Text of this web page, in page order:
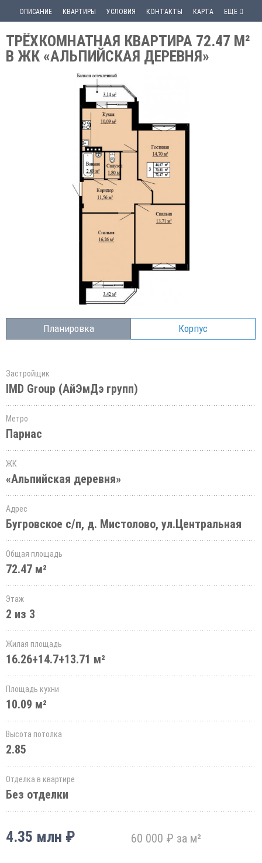
ОПИСАНИЕ КВАРТИРЫ УСЛОВИЯ КОНТАКТЫ КАРТА ЕЩЕ
ТРЁХКОМНАТНАЯ КВАРТИРА 72.47 М²
В ЖК «АЛЬПИЙСКАЯ ДЕРЕВНЯ»
Планировка Корпус
Застройщик
IMD Group (АйЭмДэ групп)
Метро
Парнас
ЖК
«Альпийская деревня»
Адрес
Бугровское с/п, д. Мистолово, ул.Центральная
Общая площадь
72.47 м²
Этаж
2 из 3
Жилая площадь
16.26+14.7+13.71 м²
Площадь кухни
10.09 м²
Высота потолка
2.85
Отделка в квартире
Без отделки
4.35 млн ₽ 60 000 ₽ за м²